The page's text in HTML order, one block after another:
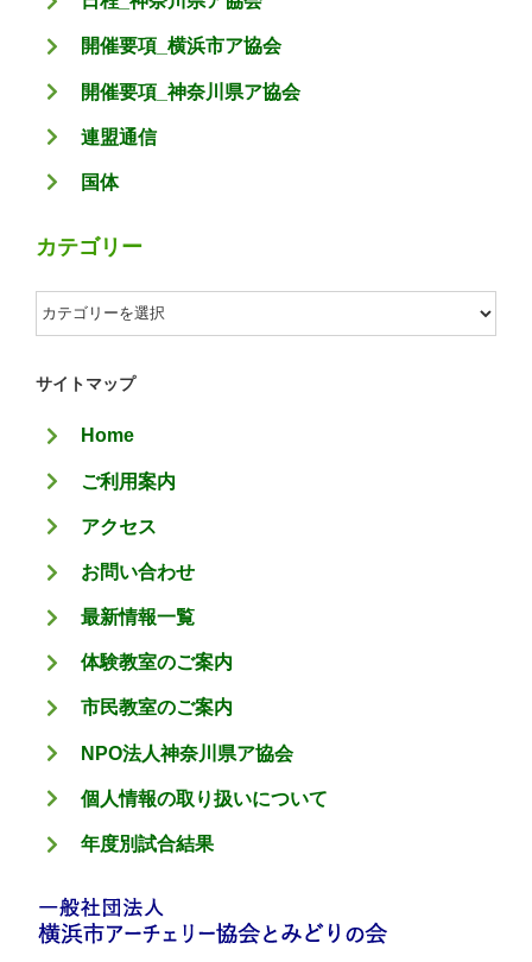
開催要項_横浜市ア協会
開催要項_神奈川県ア協会
連盟通信
国体
カテゴリー
カ
テ
ゴ
ー
サイトマップ
Home
ご利用案内
アクセス
お問い合わせ
最新情報一覧
体験教室のご案内
市民教室のご案内
NPO法人神奈川県ア協会
個人情報の取り扱いについて
年度別試合結果